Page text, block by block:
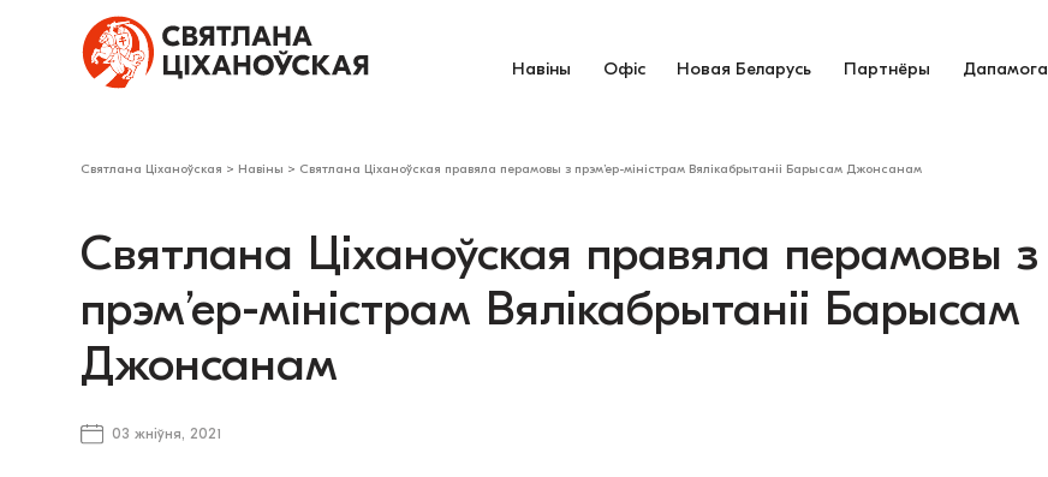
Навіны Офіс Новая Беларусь Партнёры Дапамога
Святлана Ціханоўская > Навіны > Святлана Ціханоўская правяла перамовы з прэм’ер-міністрам Вялікабрытаніі Барысам Джонсанам
Святлана Ціханоўская правяла перамовы з
прэм’ер-міністрам Вялікабрытаніі Барысам
Джонсанам
03 жніўня, 2021